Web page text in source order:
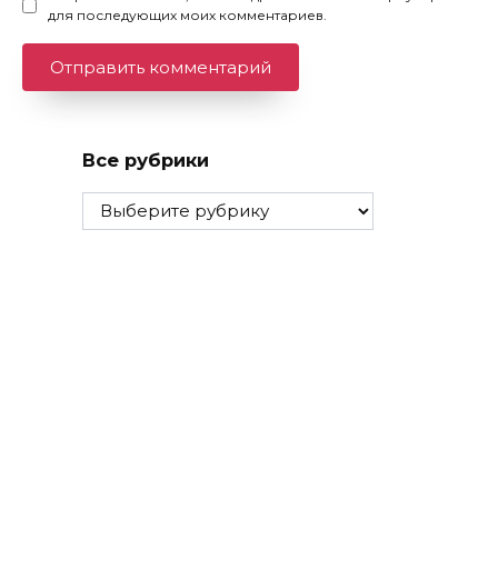
для последующих моих комментариев.
Все рубрики
Все
рубрики